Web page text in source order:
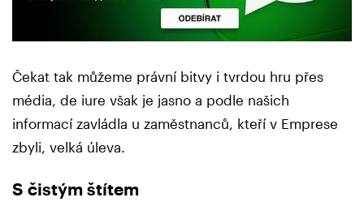
Čekat tak můžeme právní bitvy i tvrdou hru přes
média, de iure však je jasno a podle našich
informací zavládla u zaměstnanců, kteří v Emprese
zbyli, velká úleva.
S čistým štítem